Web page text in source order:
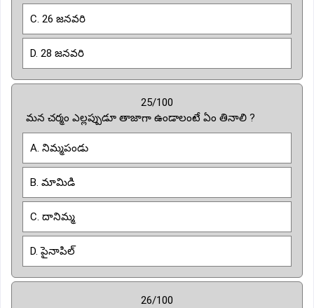
C. 26 జనవరి
D. 28 జనవరి
25/100
మన చర్మం ఎల్లప్పుడూ తాజాగా ఉండాలంటే ఏం తినాలి ?
A. నిమ్మపండు
B. మామిడి
C. దానిమ్మ
D. పైనాపిల్
26/100